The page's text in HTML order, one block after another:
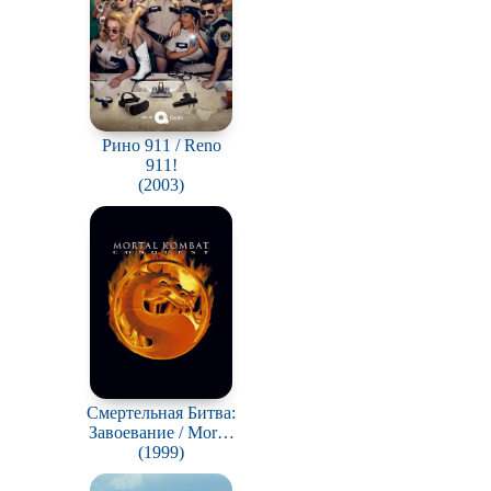
Рино 911 / Reno
911!
(2003)
Смертельная Битва:
Завоевание / Mortal
Kombat: Conquest
(1999)